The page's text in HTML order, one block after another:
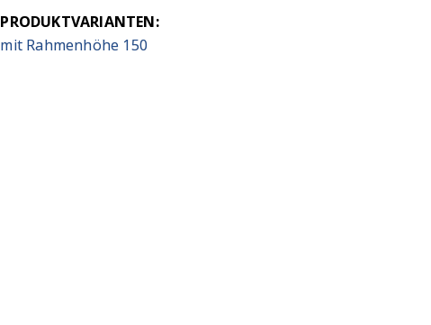
PRODUKTVARIANTEN:
mit Rahmenhöhe 150